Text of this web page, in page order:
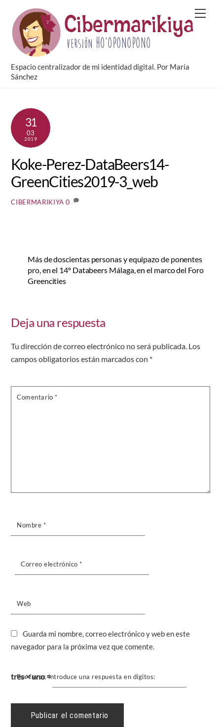
content
Espacio centralizador de mi identidad digital. Por María
Sánchez
31
03
2019
Koke-Perez-DataBeers14-
GreenCities2019-3_web
CIBERMARIKIYA 0
Más de doscientas personas y equipazo de ponentes
pro, en el 14º Databeers Málaga, en el marco del Foro
Greencities
Deja una respuesta
Tu dirección de correo electrónico no será publicada. Los
campos obligatorios están marcados con *
Comentario *
Nombre *
Correo electrónico *
Web
Guarda mi nombre, correo electrónico y web en este
navegador para la próxima vez que comente.
Por favor, introduce una respuesta en dígitos:
tres × uno =